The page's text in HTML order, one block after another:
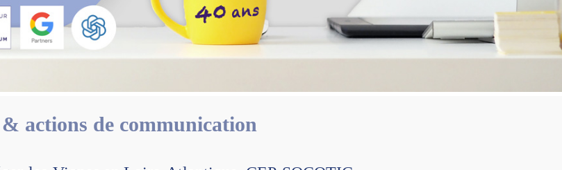
actions de communication